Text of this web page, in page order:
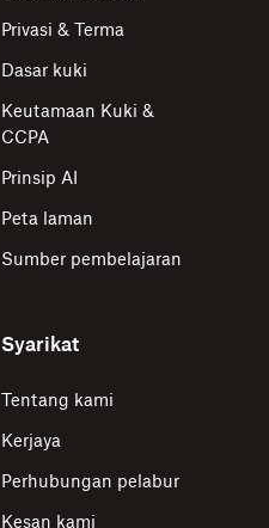
Privasi & Terma
Dasar kuki
Keutamaan Kuki &
CCPA
Prinsip AI
Peta laman
Sumber pembelajaran
Syarikat
Tentang kami
Kerjaya
Perhubungan pelabur
Kesan kami